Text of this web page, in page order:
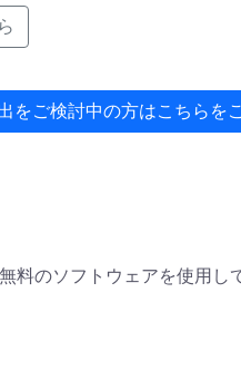
をご検討中の方はこちらを
料のソフトウェアを使用し